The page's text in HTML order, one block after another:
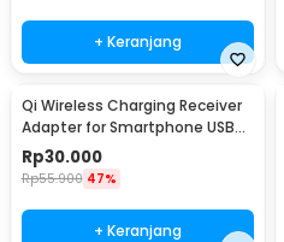
+ Keranjang
Qi Wireless Charging Receiver
Adapter for Smartphone USB
Type C - P9
Rp30.000
Rp55.900 47%
+ Keranjang